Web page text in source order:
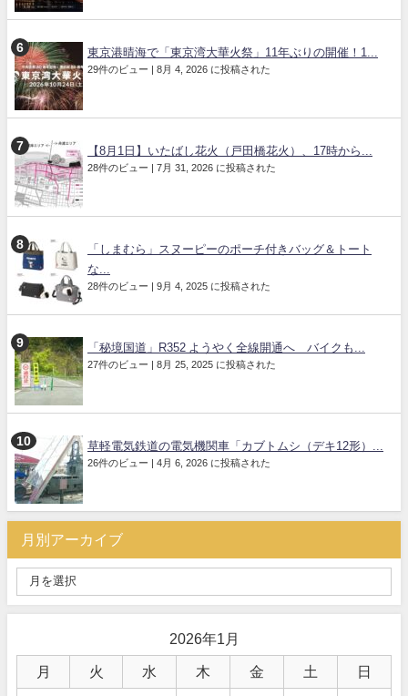
東京港晴海で「東京湾大華火祭」11年ぶりの開催！1...
29件のビュー | 8月 4, 2026 に投稿された
【8月1日】いたばし花火（戸田橋花火）、17時から...
28件のビュー | 7月 31, 2026 に投稿された
「しまむら」スヌーピーのポーチ付きバッグ＆トート
な...
28件のビュー | 9月 4, 2025 に投稿された
「秘境国道」R352 ようやく全線開通へ バイクも...
27件のビュー | 8月 25, 2025 に投稿された
草軽電気鉄道の電気機関車「カブトムシ（デキ12形）...
26件のビュー | 4月 6, 2026 に投稿された
月別アーカイブ
2026年1月
月 火 水 木 金 土 日